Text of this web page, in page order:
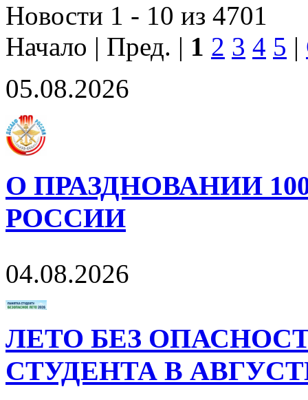
Новости 1 - 10 из 4701
Начало | Пред. | 1 2 3 4 5 |
05.08.2026
О ПРАЗДНОВАНИИ
РОССИИ
04.08.2026
ЛЕТО БЕЗ
СТУДЕНТА В